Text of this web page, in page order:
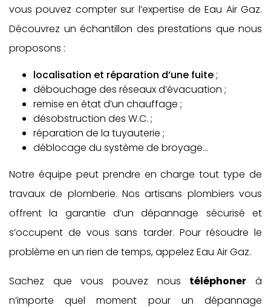
vous pouvez compter sur l’expertise de Eau Air Gaz.
Découvrez un échantillon des prestations que nous
proposons :
localisation et réparation d’une fuite;
débouchage des réseaux d’évacuation ;
remise en état d’un chauffage ;
désobstruction des W.C. ;
réparation de la tuyauterie ;
déblocage du système de broyage…
Notre équipe peut prendre en charge tout type de
travaux de plomberie. Nos artisans plombiers vous
offrent la garantie d’un dépannage sécurisé et
s’occupent de vous sans tarder. Pour résoudre le
problème en un rien de temps, appelez Eau Air Gaz.
Sachez que vous pouvez nous téléphoner à
n’importe quel moment pour un dépannage